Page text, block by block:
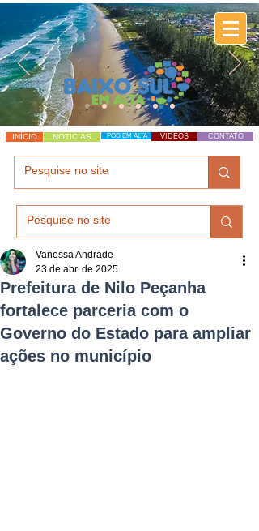
INÍCIO NOTÍCIAS POD EM ALTA VÍDEOS CONTATO
Prefeitura de Nilo Peçanha
fortalece parceria com o
Governo do Estado para ampliar
ações no município
Vanessa Andrade
23 de abr. de 2025